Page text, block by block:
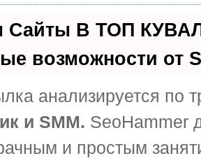
Сайты В ТОП
возможности от
анализируется по
и SMM. SeoHammer
и простым